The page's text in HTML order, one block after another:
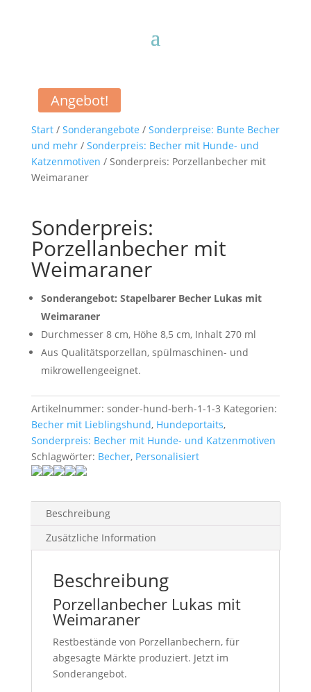
Start/ Sonderangebote / Sonderpreise: Bunte Becher
und mehr/ Sonderpreis: Becher mit Hunde- und
Katzenmotiven / Sonderpreis: Porzellanbecher mit
Weimaraner
Angebot!
Sonderpreis:
Porzellanbecher mit
Weimaraner
Sonderangebot: Stapelbarer Becher Lukas mit
Weimaraner
Durchmesser 8 cm, Höhe 8,5 cm, Inhalt 270 ml
Aus Qualitätsporzellan, spülmaschinen- und
mikrowellengeeignet.
Artikelnummer: sonder-hund-berh-1-1-3 Kategorien:
Becher mit Lieblingshund, Hundeportaits,
Sonderpreis: Becher mit Hunde- und Katzenmotiven
Schlagwörter: Becher, Personalisiert
Beschreibung
Zusätzliche Information
Beschreibung
Porzellanbecher Lukas mit
Weimaraner
Restbestände von Porzellanbechern, für
abgesagte Märkte produziert. Jetzt im
Sonderangebot.